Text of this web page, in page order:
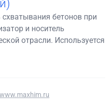
схватывания бетонов при
и носитель
отрасли. Используется
www.maxhim.ru